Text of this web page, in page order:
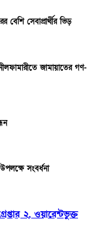
বেশি সেবাপ্রার্থীর ভিড়
জামায়াতের গণ-
সংবর্ধনা
২, ওয়ারেন্টভুক্ত